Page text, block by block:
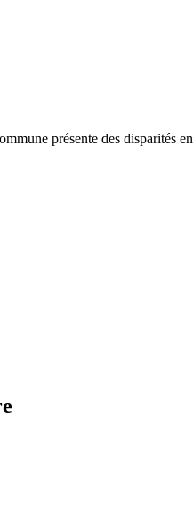
présente des disparités